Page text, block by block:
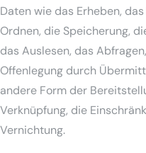
Daten wie das Erheben,
Ordnen, die Speicherung,
das Auslesen, das
Offenlegung durch
andere Form der
Verknüpfung, die
Vernichtung.